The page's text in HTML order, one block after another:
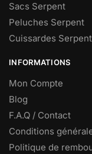
Sacs Serpent
Peluches Serpent
Cuissardes Serpent
INFORMATIONS
Mon Compte
Blog
F.A.Q / Contact
Conditions
Politique de